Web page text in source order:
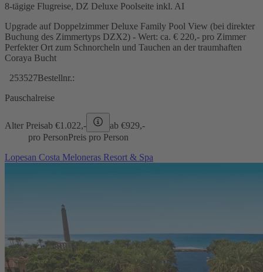
8-tägige Flugreise, DZ Deluxe Poolseite inkl. AI
Upgrade auf Doppelzimmer Deluxe Family Pool View (bei direkter
Buchung des Zimmertyps DZX2) - Wert: ca. € 220,- pro Zimmer
Perfekter Ort zum Schnorcheln und Tauchen an der traumhaften
Coraya Bucht
253527Bestellnr.:
Pauschalreise
Alter Preisab €1.022,- ab €929,-
pro PersonPreis pro Person
Lopesan Costa Meloneras Resort & Spa